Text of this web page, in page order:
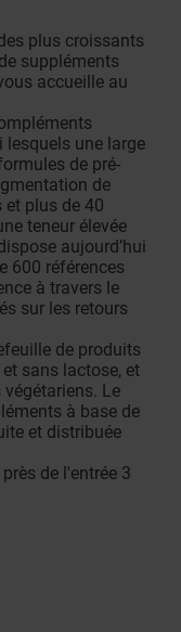
plus croissants
suppléments
accueille au
lesquels une large
de pré-
de
et plus de 40
teneur élevée
aujourd’hui
600 références
à travers le
sur les retours
de produits
sans lactose, et
Le
à base de
et distribuée
de l'entrée 3